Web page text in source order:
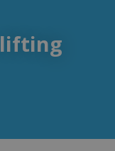
lifting